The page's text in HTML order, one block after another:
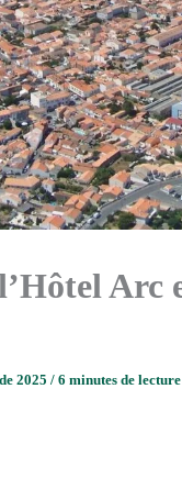
Arc
2025 / 6 minutes de lecture